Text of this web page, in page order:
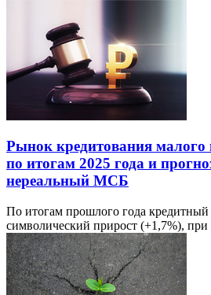
Рынок кредитования малого
по итогам 2025 года и
нереальный МСБ
По итогам прошлого года
символический прирост (+1,7%), при